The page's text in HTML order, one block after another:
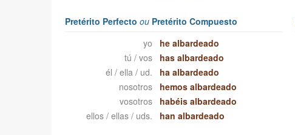
Pretérito Perfecto ouPretérito Compuesto
yo
he albardeado
tú / vos
has albardeado
él / ella / ud.
ha albardeado
nosotros
hemos albardeado
vosotros
habéis albardeado
ellos / ellas / uds.
han albardeado